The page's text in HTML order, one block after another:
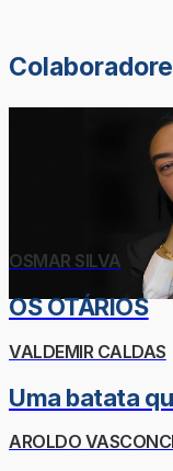
OSMAR SILVA
OS OTÁRIOS
VALDEMIR CALDAS
Uma batata
AROLDO